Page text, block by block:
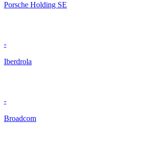
Porsche Holding SE
-
Iberdrola
-
Broadcom